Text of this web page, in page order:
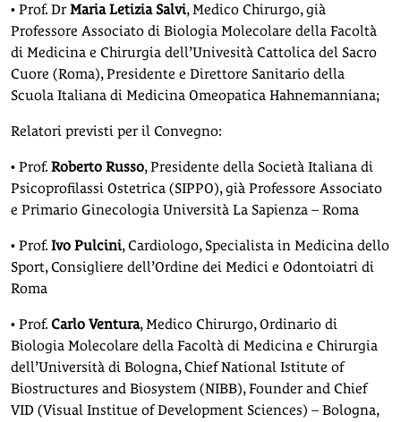
• Prof. DrMaria Letizia Salvi, Medico Chirurgo, già
Professore Associato di Biologia Molecolare della Facoltà
di Medicina e Chirurgia dell’Univesità Cattolica del Sacro
Cuore (Roma), Presidente e Direttore Sanitario della
Scuola Italiana di Medicina Omeopatica Hahnemanniana;
Relatori previsti per il Convegno:
• Prof. Roberto Russo, Presidente della Società Italiana di
Psicoprofilassi Ostetrica (SIPPO), già Professore Associato
e Primario Ginecologia Università La Sapienza – Roma
• Prof. Ivo Pulcini, Cardiologo, Specialista in Medicina dello
Sport, Consigliere dell’Ordine dei Medici e Odontoiatri di
Roma
• Prof. Carlo Ventura, Medico Chirurgo, Ordinario di
Biologia Molecolare della Facoltà di Medicina e Chirurgia
dell’Università di Bologna, Chief National Istitute of
Biostructures and Biosystem (NIBB), Founder and Chief
VID (Visual Institue of Development Sciences) – Bologna,